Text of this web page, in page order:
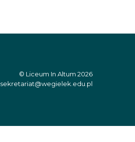
© Liceum In Altum 2026